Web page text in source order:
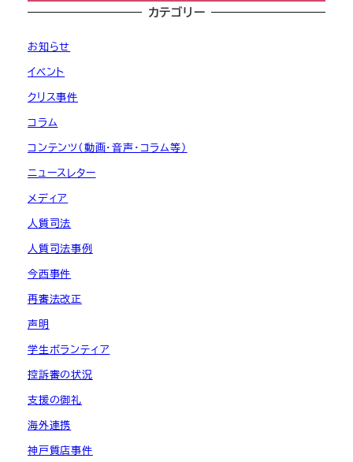
カテゴリー
お知らせ
イベント
クリス事件
コラム
コンテンツ（動画・音声・コラム等）
ニュースレター
メディア
人質司法
人質司法事例
今西事件
再審法改正
声明
学生ボランティア
控訴審の状況
支援の御礼
海外連携
神戸質店事件